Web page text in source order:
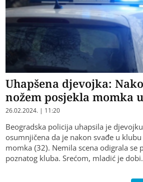
Uhapšena djevojka:
nožem posjekla momka
26.02.2024. | 11:20
Beogradska policija uhapsila je
osumnjičena da je nakon svađe u
momka (32). Nemila scena odigrala se
poznatog kluba. Srećom, mladić je